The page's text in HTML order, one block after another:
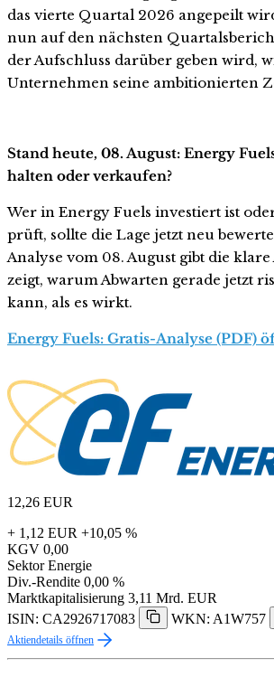
das vierte Quartal 2026 angepeilt
nun auf den nächsten
der Aufschluss darüber geben wird,
Unternehmen seine ambitionierten
Stand heute, 08. August: Energy
halten oder verkaufen?
Wer in Energy Fuels investiert ist
prüft, sollte die Lage jetzt neu
Analyse vom 08. August gibt die
zeigt, warum Abwarten gerade jetzt
kann, als es wirkt.
Energy Fuels: Gratis-Analyse (PDF)
12,26 EUR
+ 1,12 EUR +10,05 %
KGV 0,00
Sektor Energie
Div.-Rendite 0,00 %
Marktkapitalisierung 3,11 Mrd. EUR
ISIN: CA2926717083
WKN: A1W757
Aktiendetails öffnen